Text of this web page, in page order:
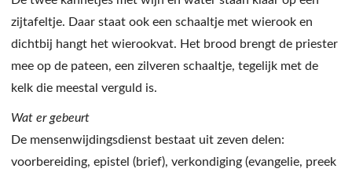
zijtafeltje. Daar staat ook een schaaltje met wierook en
dichtbij hangt het wierookvat. Het brood brengt de priester
mee op de pateen, een zilveren schaaltje, tegelijk met de
kelk die meestal verguld is.
Wat er gebeurt
De mensenwijdingsdienst bestaat uit zeven delen:
voorbereiding, epistel (brief), verkondiging (evangelie, preek